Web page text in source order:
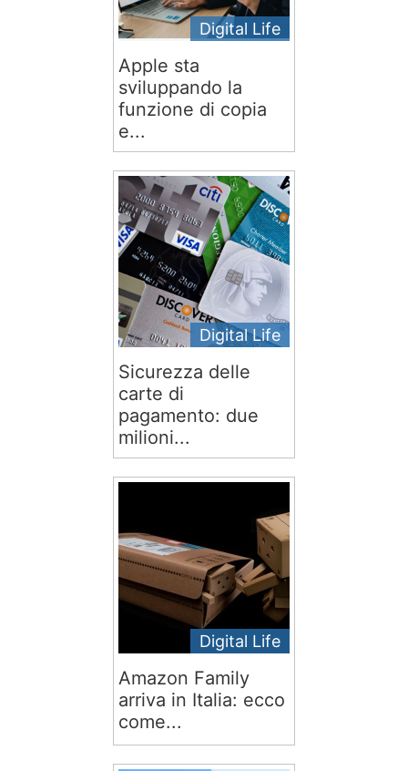
Digital Life
Apple sta
sviluppando la
funzione di copia
e...
Digital Life
Sicurezza delle
carte di
pagamento: due
milioni...
Digital Life
Amazon Family
arriva in Italia: ecco
come...